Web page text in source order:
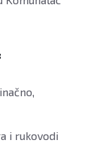
i rukovodi